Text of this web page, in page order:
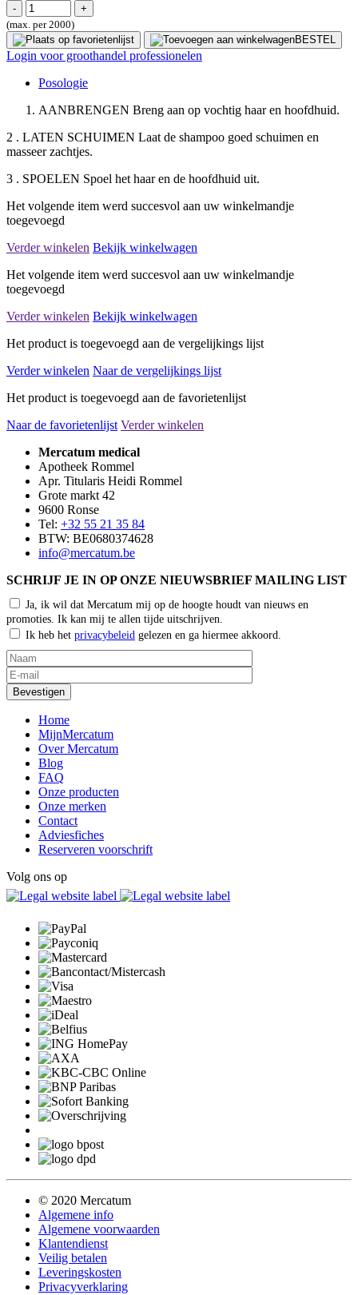
(max. per 2000)
BESTEL
Login voor groothandel professionelen
Posologie
AANBRENGEN Breng aan op vochtig haar en hoofdhuid.
2 . LATEN SCHUIMEN Laat de shampoo goed schuimen en
masseer zachtjes.
3 . SPOELEN Spoel het haar en de hoofdhuid uit.
Het volgende item werd succesvol aan uw winkelmandje
toegevoegd
Verder winkelen Bekijk winkelwagen
Het volgende item werd succesvol aan uw winkelmandje
toegevoegd
Verder winkelen Bekijk winkelwagen
Het product is toegevoegd aan de vergelijkings lijst
Verder winkelen Naar de vergelijkings lijst
Het product is toegevoegd aan de favorietenlijst
Naar de favorietenlijst Verder winkelen
Mercatum medical
Apotheek Rommel
Apr. Titularis Heidi Rommel
Grote markt 42
9600 Ronse
Tel: +32 55 21 35 84
BTW: BE0680374628
info@mercatum.be
SCHRIJF JE IN OP ONZE NIEUWSBRIEF MAILING LIST
Ja, ik wil dat Mercatum mij op de hoogte houdt van nieuws en
promoties. Ik kan mij te allen tijde uitschrijven.
Ik heb het privacybeleid gelezen en ga hiermee akkoord.
Home
MijnMercatum
Over Mercatum
Blog
FAQ
Onze producten
Onze merken
Contact
Adviesfiches
Reserveren voorschrift
Volg ons op
© 2020 Mercatum
Algemene info
Algemene voorwaarden
Klantendienst
Veilig betalen
Leveringskosten
Privacyverklaring